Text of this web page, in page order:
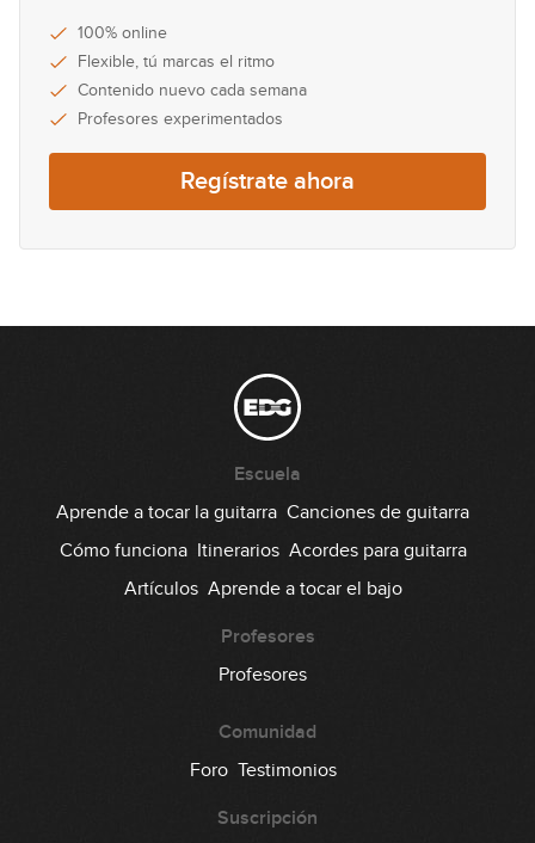
11
00:41
12
00:33
Lick #14 Rock
00:37
Lick #16 Rock
Lick #17 Rock
100% online
Flexible, tú marcas el ritmo
Contenido nuevo cada semana
Profesores experimentados
Regístrate ahora
Escuela
Aprende a tocar la guitarra Canciones de guitarra
Cómo funciona Itinerarios Acordes para guitarra
Artículos Aprende a tocar el bajo
Profesores
Profesores
Comunidad
Foro Testimonios
Suscripción